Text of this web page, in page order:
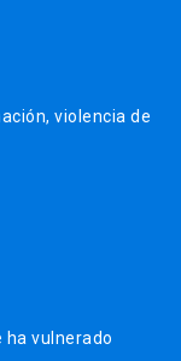
violencia de
ha vulnerado